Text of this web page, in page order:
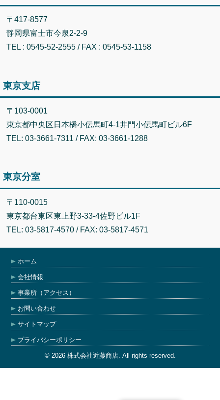
〒417-8577
静岡県富士市今泉2-2-9
TEL : 0545-52-2555 / FAX : 0545-53-1158
東京支店
〒103-0001
東京都中央区日本橋小伝馬町4-1井門小伝馬町ビル6F
TEL: 03-3661-7311 / FAX: 03-3661-1288
東京分室
〒110-0015
東京都台東区東上野3-33-4佐野ビル1F
TEL: 03-5817-4570 / FAX: 03-5817-4571
ホーム
会社情報
事業所（アクセス）
お問い合わせ
サイトマップ
プライバシーポリシー
© 2026 株式会社近藤商店. All rights reserved.